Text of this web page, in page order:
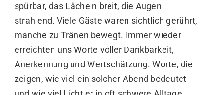
spürbar, das Lächeln breit, die Augen
strahlend. Viele Gäste waren sichtlich gerührt,
manche zu Tränen bewegt. Immer wieder
erreichten uns Worte voller Dankbarkeit,
Anerkennung und Wertschätzung. Worte, die
zeigen, wie viel ein solcher Abend bedeutet